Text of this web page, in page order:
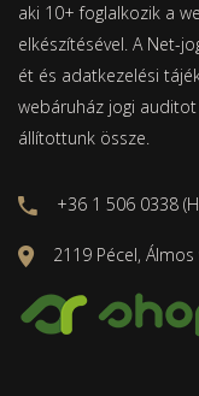
aki 10+ foglalkozik a
elkészítésével. A Net-
ét és adatkezelési
webáruház jogi
állítottunk össze.
+36 1 506 0338
2119 Pécel,